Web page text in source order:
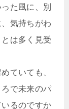
た風に、別
気持ちがわ
は多く見受
ていても、
で未来のパ
るのですか